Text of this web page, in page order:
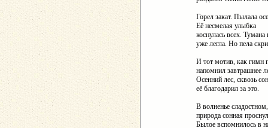
Горел закат. Пылала
Её несмелая улыбка
коснулась всех. Тумана
уже легла. Но пела
И тот мотив, как гимн
напомнил завтрашнее
Осенний лес, сквозь
её благодарил за это.
В волненье
природа сонная
Былое вспомнилось в